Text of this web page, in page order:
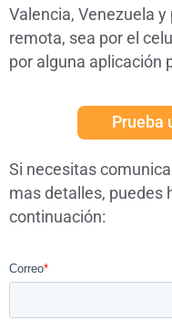
Valencia, Venezuela
remota, sea por el
por alguna aplicación
Prueba
Si necesitas
mas detalles, puedes
continuación: